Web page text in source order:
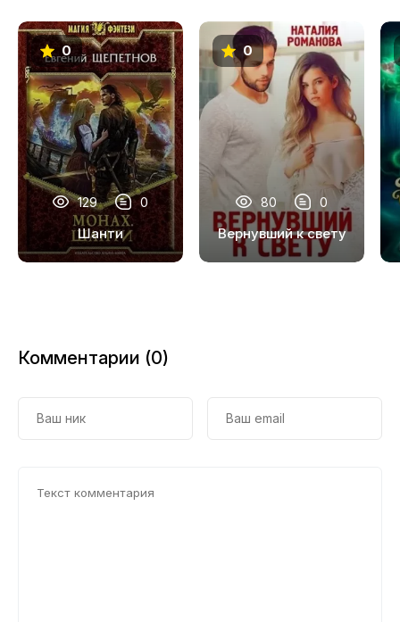
0
129 0
Шанти
0
80 0
Вернувший к свету
Комментарии (0)